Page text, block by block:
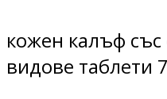
кожен калъф със
видове таблети